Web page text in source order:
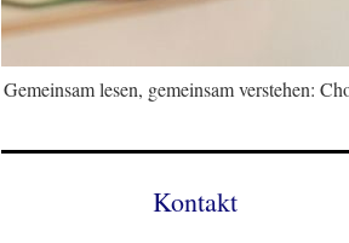
Gemeinsam lesen, gemeinsam verstehen:
Kontakt